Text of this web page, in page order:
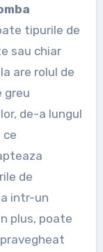
tipurile de
sau chiar
are rolul de
greu
de-a lungul
ce
de
intr-un
plus, poate